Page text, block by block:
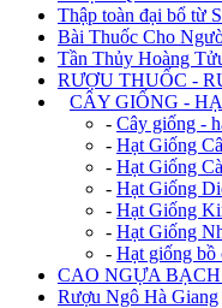
Thập toàn đại bổ từ
Bài Thuốc Cho
Tần Thủy Hoàng
RƯỢU THUỐC -
CÂY GIỐNG -
- Cây giống -
- Hạt Giống
- Hạt Giống
- Hạt Giống
- Hạt Giống
- Hạt Giống
- Hạt giống bồ
CAO NGỰA
Rượu Ngô Hà Giang